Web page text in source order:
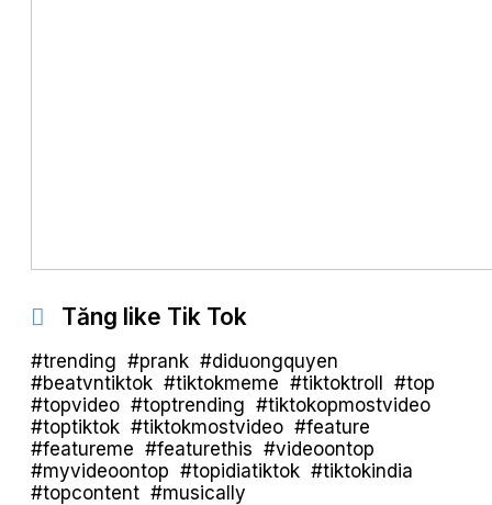
Tăng like Tik Tok
#trending #prank #diduongquyen
#beatvntiktok #tiktokmeme #tiktoktroll #top
#topvideo #toptrending #tiktokopmostvideo
#toptiktok #tiktokmostvideo #feature
#featureme #featurethis #videoontop
#myvideoontop #topidiatiktok #tiktokindia
#topcontent #musically